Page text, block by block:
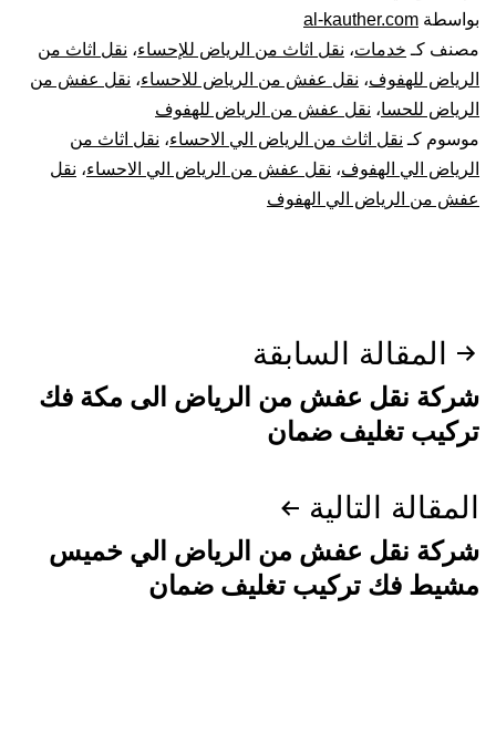
بواسطة al-kauther.com
مصنف كـ خدمات، نقل اثاث من الرياض للإحساء، نقل اثاث من
الرياض للهفوف، نقل عفش من الرياض للاحساء، نقل عفش من
الرياض للحسا، نقل عفش من الرياض للهفوف
موسوم كـ نقل اثاث من الرياض الي الاحساء، نقل اثاث من
الرياض الي الهفوف، نقل عفش من الرياض الي الاحساء، نقل
عفش من الرياض الي الهفوف
تصفّح
المقالات
المقالة السابقة
شركة نقل عفش من الرياض الى مكة فك
تركيب تغليف ضمان
المقالة التالية
شركة نقل عفش من الرياض الي خميس
مشيط فك تركيب تغليف ضمان